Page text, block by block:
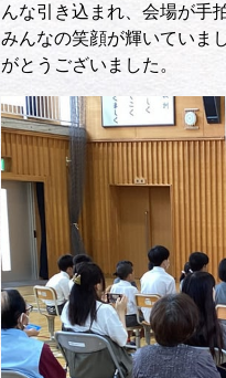
んな引き込まれ、会場が手
みんなの笑顔が輝いていま
がとうございました。